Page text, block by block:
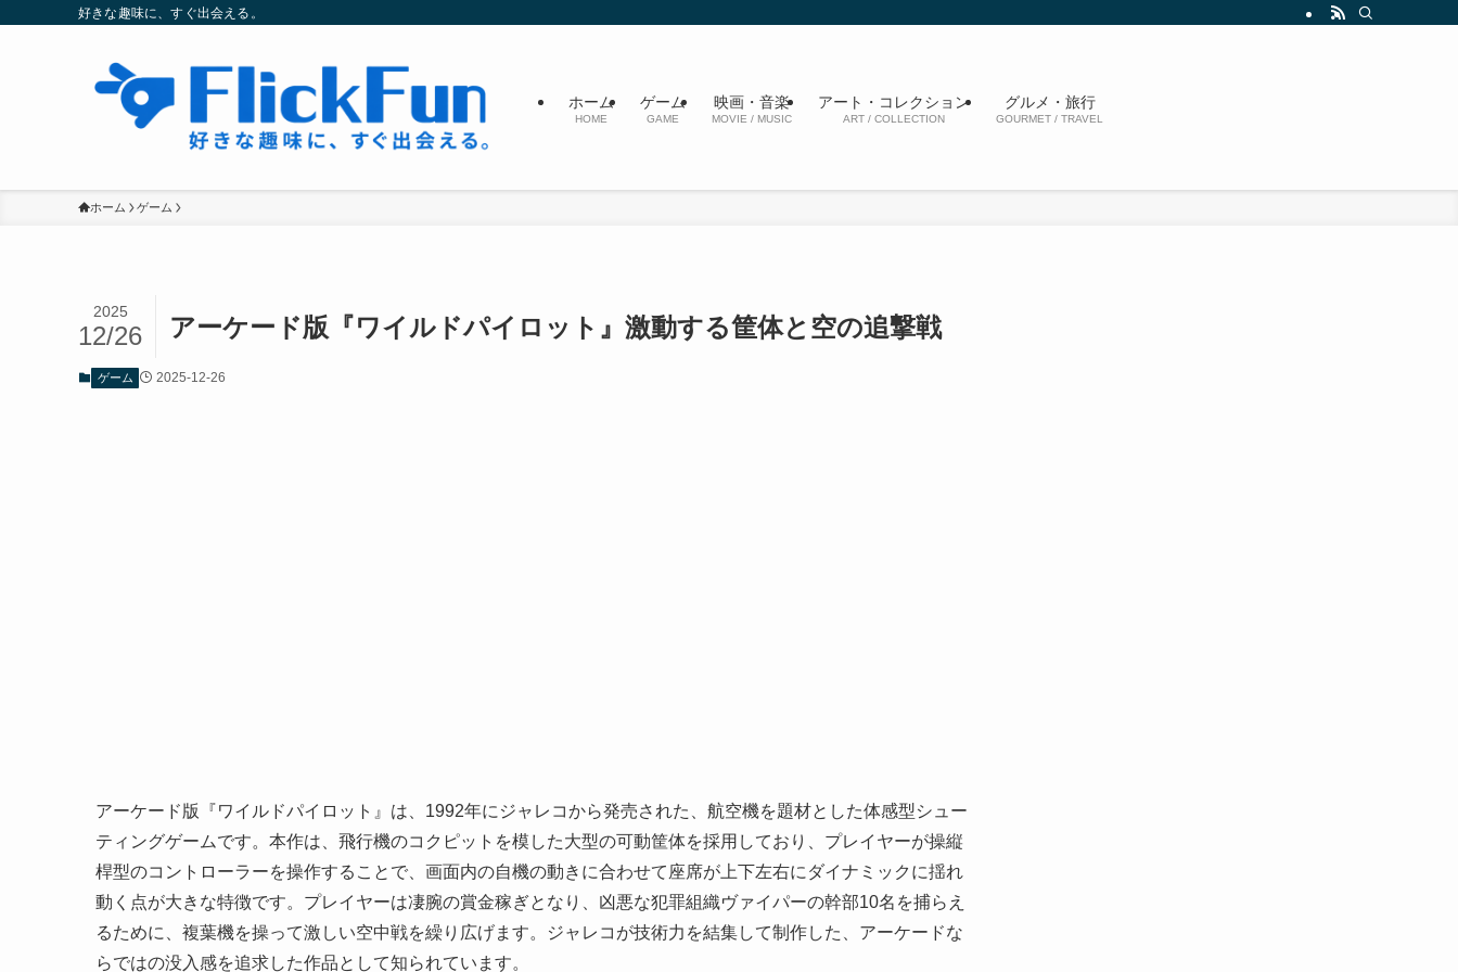
好きな趣味に、すぐ出会える。
ホーム
HOME
ゲーム
GAME
映画・音楽
MOVIE / MUSIC
アート・コレクション
ART / COLLECTION
グルメ・旅行
GOURMET / TRAVEL
ホーム ゲーム
アーケード版『ワイルドパイロット』激動する筐体と空の追撃戦
2025
12/26
ゲーム 2025-12-26
アーケード版『ワイルドパイロット』は、1992年にジャレコから発売された、航空機を題材とした体感型シュー
ティングゲームです。本作は、飛行機のコクピットを模した大型の可動筐体を採用しており、プレイヤーが操縦
桿型のコントローラーを操作することで、画面内の自機の動きに合わせて座席が上下左右にダイナミックに揺れ
動く点が大きな特徴です。プレイヤーは凄腕の賞金稼ぎとなり、凶悪な犯罪組織ヴァイパーの幹部10名を捕らえ
るために、複葉機を操って激しい空中戦を繰り広げます。ジャレコが技術力を結集して制作した、アーケードな
らではの没入感を追求した作品として知られています。